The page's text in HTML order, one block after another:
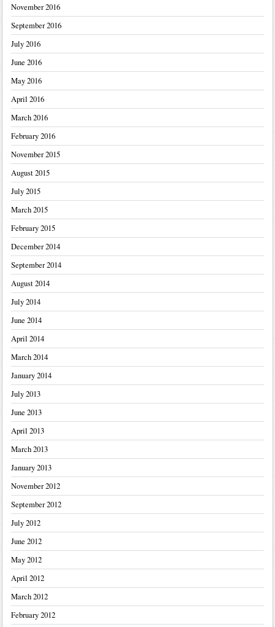
November 2016
September 2016
July 2016
June 2016
May 2016
April 2016
March 2016
February 2016
November 2015
August 2015
July 2015
March 2015
February 2015
December 2014
September 2014
August 2014
July 2014
June 2014
April 2014
March 2014
January 2014
July 2013
June 2013
April 2013
March 2013
January 2013
November 2012
September 2012
July 2012
June 2012
May 2012
April 2012
March 2012
February 2012